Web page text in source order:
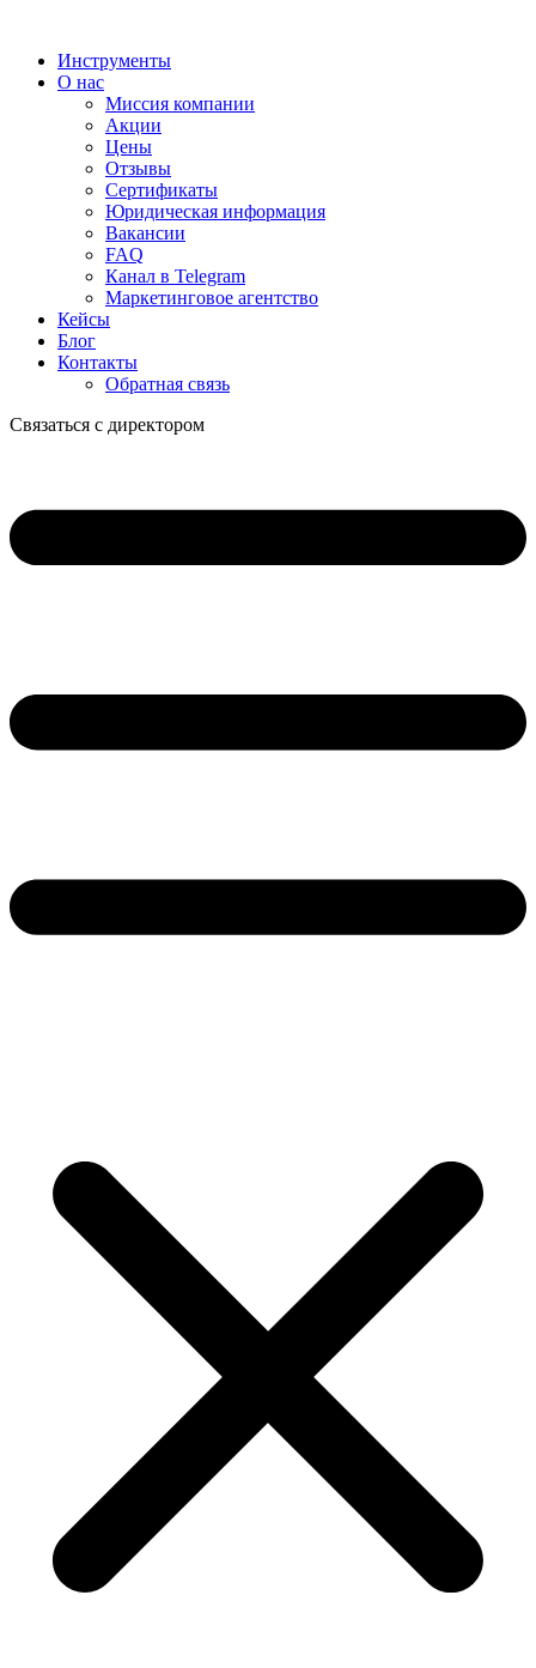
Инструменты
О нас
Миссия компании
Акции
Цены
Отзывы
Сертификаты
Юридическая информация
Вакансии
FAQ
Канал в Telegram
Маркетинговое агентство
Кейсы
Блог
Контакты
Обратная связь
Связаться с директором